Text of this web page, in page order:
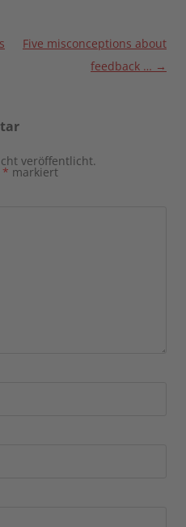
Five misconceptions about
feedback … →
veröffentlicht.
* markiert